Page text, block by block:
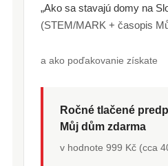
„Ako sa stavajú domy na
(STEM/MARK + časopis
a ako poďakovanie získate
Ročné tlačené
Můj dům zdarma
v hodnote 999 Kč (cca